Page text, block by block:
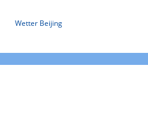
Wetter Beijing